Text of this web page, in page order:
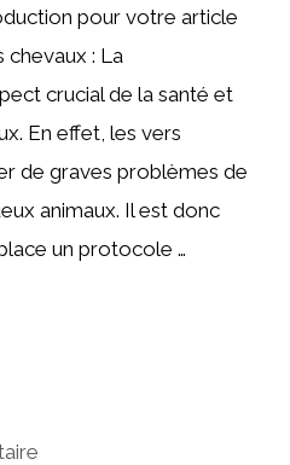
pour votre article
chevaux : La
crucial de la santé et
En effet, les vers
de graves problèmes de
animaux. Il est donc
un protocole …